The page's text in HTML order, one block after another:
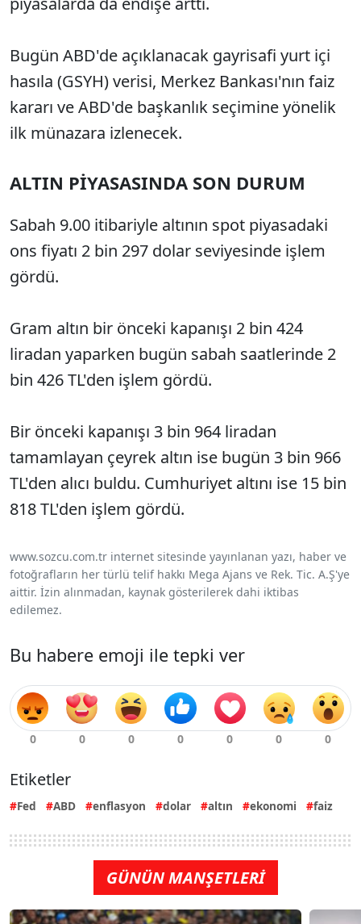
Bugün ABD'de açıklanacak gayrisafi yurt içi
hasıla (GSYH) verisi, Merkez Bankası'nın faiz
kararı ve ABD'de başkanlık seçimine yönelik
ilk münazara izlenecek.
ALTIN PİYASASINDA SON DURUM
Sabah 9.00 itibariyle altının spot piyasadaki
ons fiyatı 2 bin 297 dolar seviyesinde işlem
gördü.
Gram altın bir önceki kapanışı 2 bin 424
liradan yaparken bugün sabah saatlerinde 2
bin 426 TL'den işlem gördü.
Bir önceki kapanışı 3 bin 964 liradan
tamamlayan çeyrek altın ise bugün 3 bin 966
TL'den alıcı buldu. Cumhuriyet altını ise 15 bin
818 TL'den işlem gördü.
www.sozcu.com.tr internet sitesinde yayınlanan yazı, haber ve
fotoğrafların her türlü telif hakkı Mega Ajans ve Rek. Tic. A.Ş'ye
aittir. İzin alınmadan, kaynak gösterilerek dahi iktibas
edilemez.
Bu habere emoji ile tepki ver
Etiketler
Fed ABD enflasyon dolar altın ekonomi faiz
GÜNÜN MANŞETLERİ